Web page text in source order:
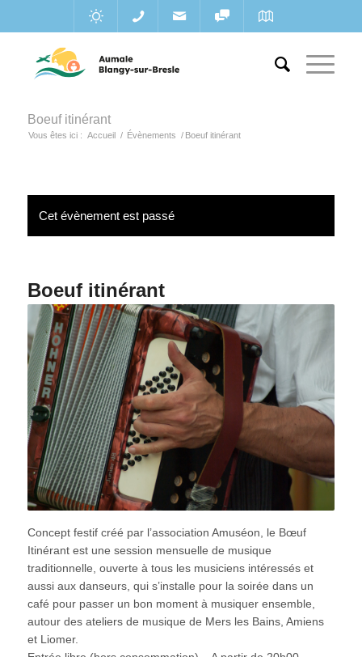
Boeuf itinérant
Vous êtes ici : Accueil / Évènements / Boeuf itinérant
Cet évènement est passé
Boeuf itinérant
Concept festif créé par l’association Amuséon, le Bœuf
Itinérant est une session mensuelle de musique
traditionnelle, ouverte à tous les musiciens intéressés et
aussi aux danseurs, qui s’installe pour la soirée dans un
café pour passer un bon moment à musiquer ensemble,
autour des ateliers de musique de Mers les Bains, Amiens
et Liomer.